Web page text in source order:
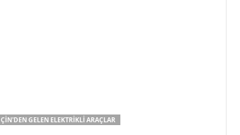
ÇIN'DEN GELEN ELEKTRIKLI ARAÇLAR